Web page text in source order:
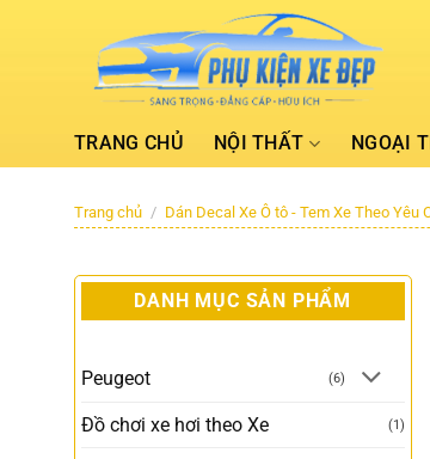
TRANG CHỦ NỘI THẤT NGOẠI
Trang chủ / Dán Decal Xe Ô tô - Tem Xe Theo Yêu
DANH MỤC SẢN PHẨM
Peugeot (6)
Đồ chơi xe hơi theo Xe (1)